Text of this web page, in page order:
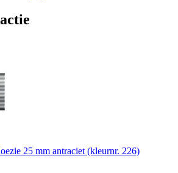
25 mm antraciet (kleurnr. 226)